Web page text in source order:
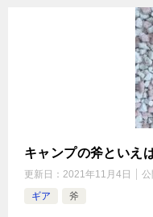
キャンプの斧といえ
更新日： 2021年11月4日 公
ギア
斧